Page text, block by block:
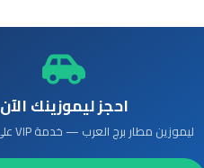
احجز ليموزينك الآن
ليموزين مطار برج العرب — خدمة VIP على مدار الساعة